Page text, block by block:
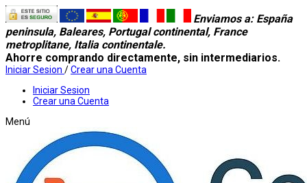
Enviamos a: España
peninsula, Baleares, Portugal continental, France
metroplitane, Italia continentale.
Ahorre comprando directamente, sin intermediarios.
Iniciar Sesion /Crear una Cuenta
Iniciar Sesion
Crear una Cuenta
Menú